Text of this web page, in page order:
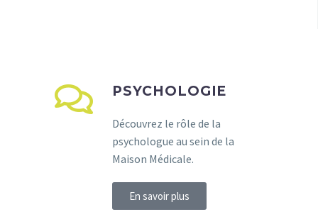
PSYCHOLOGIE
Découvrez le rôle de la
psychologue au sein de la
Maison Médicale.
En savoir plus